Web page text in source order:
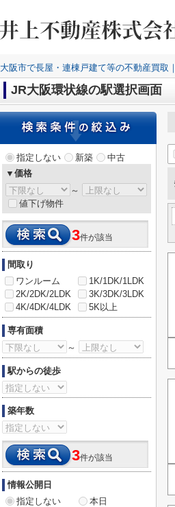
大阪市で長屋・連棟戸建て等の不動産買取
JR大阪環状線の駅選択画面
指定しない 新築
中古
▼価格
～
値下げ物件
3件が該当
間取り
ワンルーム
1K/1DK/1LDK
2K/2DK/2LDK
3K/3DK/3LDK
4K/4DK/4LDK
5K以上
専有面積
～
駅からの徒歩
築年数
3件が該当
情報公開日
指定しない
本日